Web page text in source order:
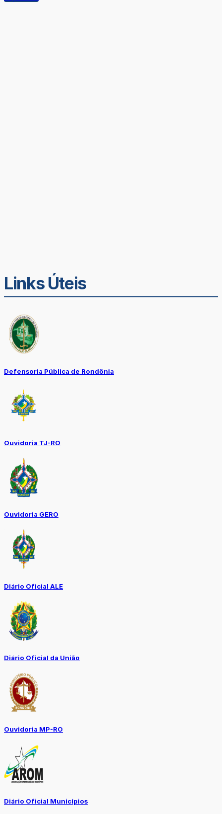
Links Úteis
Defensoria Pública de Rondônia
Ouvidoria TJ-RO
Ouvidoria GERO
Diário Oficial ALE
Diário Oficial da União
Ouvidoria MP-RO
Diário Oficial Municípios